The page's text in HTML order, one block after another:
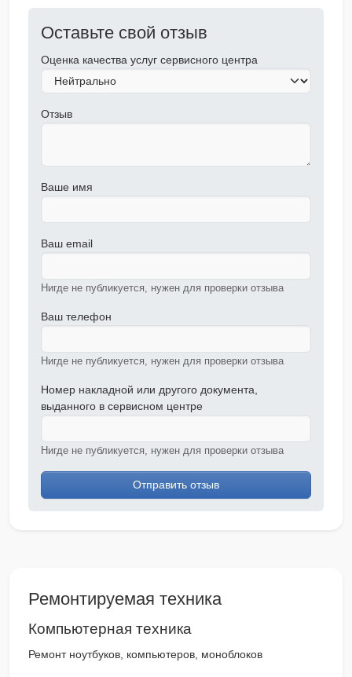
Оставьте свой отзыв
Оценка качества услуг сервисного центра
Отзыв
Ваше имя
Ваш email
Нигде не публикуется, нужен для проверки отзыва
Ваш телефон
Нигде не публикуется, нужен для проверки отзыва
Номер накладной или другого документа,
выданного в сервисном центре
Нигде не публикуется, нужен для проверки отзыва
Отправить отзыв
Ремонтируемая техника
Компьютерная техника
Ремонт ноутбуков, компьютеров, моноблоков